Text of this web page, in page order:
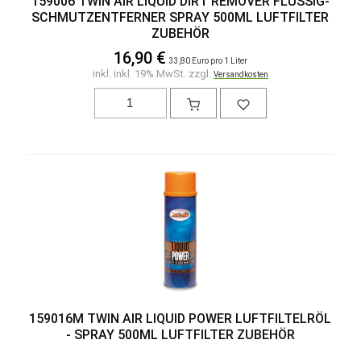
SCHMUTZENTFERNER SPRAY 500ML LUFTFILTER
ZUBEHÖR
16,90 € 33,80 Euro pro 1 Liter
inkl. inkl. 19% MwSt. zzgl. Versandkosten
159016M TWIN AIR LIQUID POWER LUFTFILTELRÖL
- SPRAY 500ML LUFTFILTER ZUBEHÖR